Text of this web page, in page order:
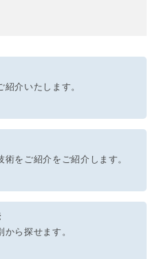
介いたします。
をご紹介をご紹介します。
ら探せます。